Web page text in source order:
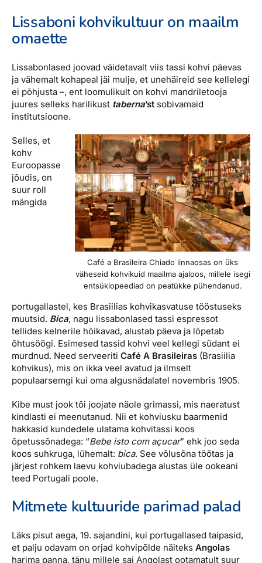
Lissaboni kohvikultuur on maailm
omaette
Lissabonlased joovad väidetavalt viis tassi kohvi päevas
ja vähemalt kohapeal jäi mulje, et unehäireid see kellelegi
ei põhjusta –, ent loomulikult on kohvi mandriletooja
juures selleks harilikust taberna’st sobivamaid
institutsioone.
Café a Brasileira Chiado linnaosas on üks
väheseid kohvikuid maailma ajaloos, millele isegi
entsüklopeediad on peatükke pühendanud.
Selles, et
kohv
Euroopasse
jõudis, on
suur roll
mängida
portugallastel, kes Brasiilias kohvikasvatuse tööstuseks
muutsid. Bica, nagu lissabonlased tassi espressot
tellides kelnerile hõikavad, alustab päeva ja lõpetab
õhtusöögi. Esimesed tassid kohvi veel kellegi südant ei
murdnud. Need serveeriti Café A Brasileiras (Brasiilia
kohvikus), mis on ikka veel avatud ja ilmselt
populaarsemgi kui oma algusnädalatel novembris 1905.
Kibe must jook tõi joojate näole grimassi, mis naeratust
kindlasti ei meenutanud. Nii et kohviusku baarmenid
hakkasid kundedele ulatama kohvitassi koos
õpetussõnadega: “Bebe isto com açucar” ehk joo seda
koos suhkruga, lühemalt: bica. See võlusõna töötas ja
järjest rohkem laevu kohviubadega alustas üle ookeani
teed Portugali poole.
Mitmete kultuuride parimad palad
Läks pisut aega, 19. sajandini, kui portugallased taipasid,
et palju odavam on orjad kohvipõlde näiteks Angolas
harima panna, tänu millele sai Angolast ootamatult suur